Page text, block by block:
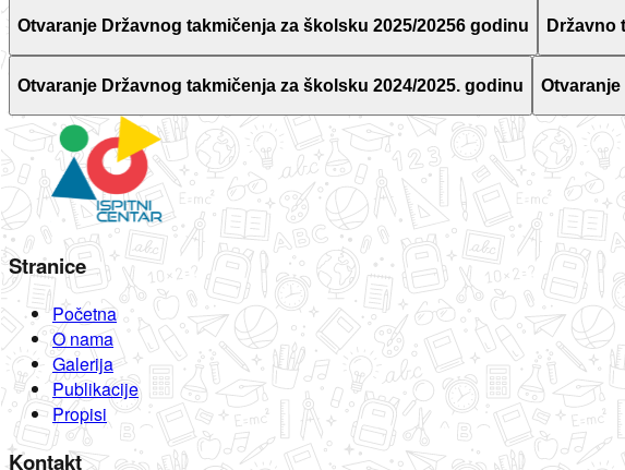
Otvaranje Državnog takmičenja za školsku 2025/20256 godinu Državno
Otvaranje Državnog takmičenja za školsku 2024/2025. godinu
Stranice
Početna
O nama
Galerija
Publikacije
Propisi
Kontakt